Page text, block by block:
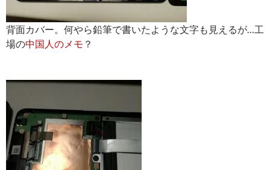
背面カバー。何やら鉛筆で書いたような文字も見えるが…工
場の中国人のメモ ？